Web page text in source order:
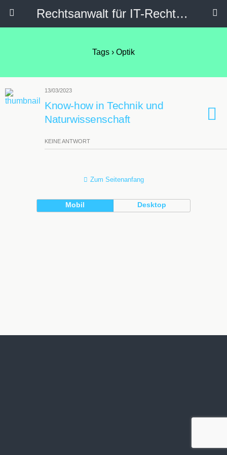
Rechtsanwalt für IT-Recht, Internetrecht, Datenschutz & Social Media
Tags › Optik
13/03/2023
Know-how in Technik und
Naturwissenschaft
KEINE ANTWORT
Zum Seitenanfang
Mobil Desktop